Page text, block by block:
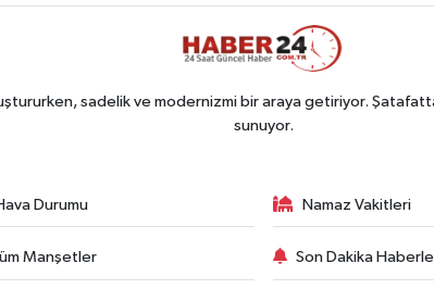
sadelik ve modernizmi bir araya getiriyor.
sunuyor.
Durumu Namaz Vakitleri
Manşetler Son Dakika